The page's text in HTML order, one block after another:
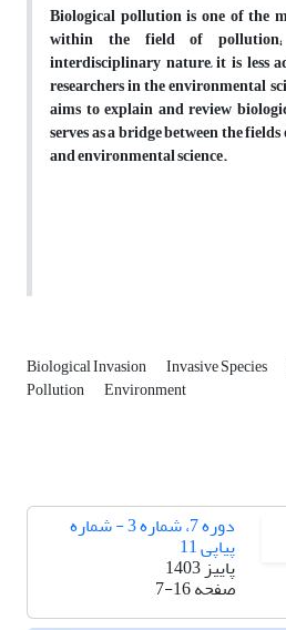
Biological pollution is one of the
within the field of
interdisciplinary nature, it is less
researchers in the environmental
aims to explain and review
serves as a bridge between the
and environmental science.
Biological Invasion Invasive Species
Pollution Environment
دوره 7، شماره 3 - شماره
پیاپی 11
پاییز 1403
صفحه7-16